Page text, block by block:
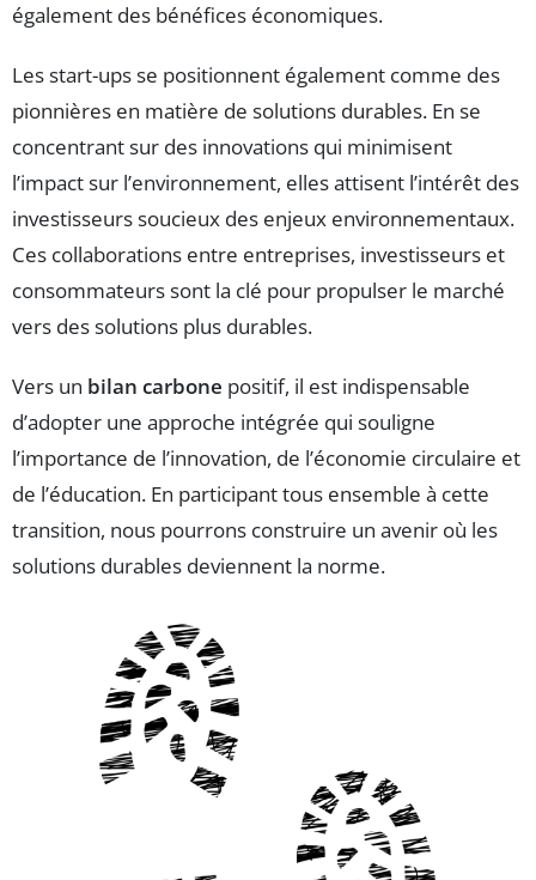
également des bénéfices économiques.
Les start-ups se positionnent également comme des
pionnières en matière de solutions durables. En se
concentrant sur des innovations qui minimisent
l’impact sur l’environnement, elles attisent l’intérêt des
investisseurs soucieux des enjeux environnementaux.
Ces collaborations entre entreprises, investisseurs et
consommateurs sont la clé pour propulser le marché
vers des solutions plus durables.
Vers un bilan carbone positif, il est indispensable
d’adopter une approche intégrée qui souligne
l’importance de l’innovation, de l’économie circulaire et
de l’éducation. En participant tous ensemble à cette
transition, nous pourrons construire un avenir où les
solutions durables deviennent la norme.